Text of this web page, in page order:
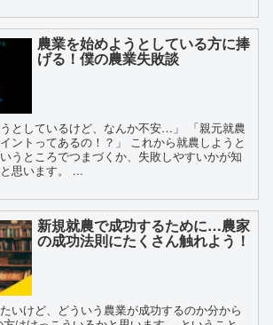
農業を始めようとしている方に捧
げる！僕の農業失敗談
うとしているけど、なんか不安…」 「親元就農
ントってあるの！？」 これから就農しようと
うところでつまづくか、失敗しやすいかが知
思います。 ...
新規就農で成功するために…農家
の成功法則にたくさん触れよう！
いけど、どういう農業が成功するのか分から